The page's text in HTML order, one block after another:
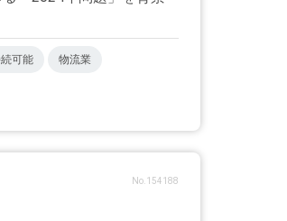
可能 物流業
No.154188